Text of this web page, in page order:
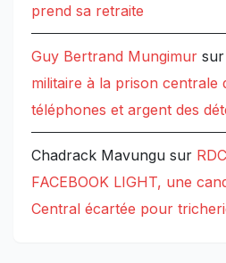
prend sa retraite
Guy Bertrand Mungimur sur
militaire à la prison centrale
téléphones et argent des
Chadrack Mavungu sur
FACEBOOK LIGHT, une
Central écartée pour